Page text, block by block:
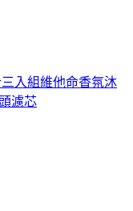
入組維他命香氛沐
濾芯